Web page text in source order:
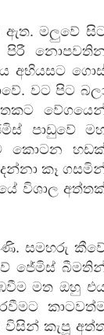
ඇත. මලුවේ
පිරී
අභියසට
වට පිට
පාඩුවේ
කොටන
කෑ
විශාල
සමහරු
ජේමිස්
මත ඔහු
විසින් කැපූ